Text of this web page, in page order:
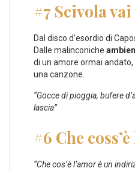
#7 Scivola
Dal disco d’esordio di
Dalle malinconiche
di un amore ormai
una canzone.
“Gocce di pioggia, bufere
lascia”
#6 Che
“Che cos’è l’amor è un